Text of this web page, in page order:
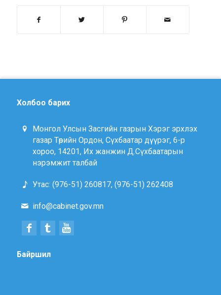
Холбоо барих
Монгол Улсын Засгийн газрын Хэрэг эрхлэх
газар Төрийн Ордон, Сүхбаатар дүүрэг, 6-р
хороо, 14201, Их жанжин Д.Сүхбаатарын
нэрэмжит талбай
Утас: (976-51) 260817, (976-51) 262408
info@cabinet.gov.mn
Байршил